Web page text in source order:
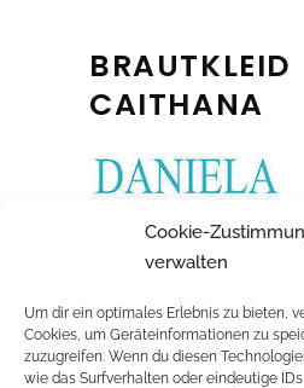
Cookie-
verwalten
Um dir ein optimales Erlebnis zu bieten,
Cookies, um Geräteinformationen zu
zuzugreifen. Wenn du diesen
wie das Surfverhalten oder eindeutige
BRAUTKLEID
CAITHANA
Fließendes Kleid mit